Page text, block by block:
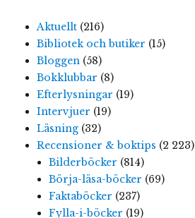
Aktuellt(216)
Bibliotek och butiker (15)
Bloggen (58)
Bokklubbar (8)
Efterlysningar (19)
Intervjuer (19)
Läsning(32)
Recensioner & boktips (2 223)
Bilderböcker (814)
Börja-läsa-böcker (69)
Faktaböcker (237)
Fylla-i-böcker (19)